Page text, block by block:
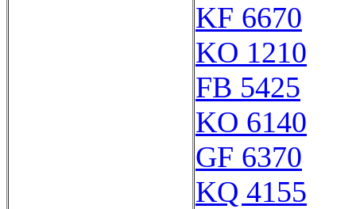
KF 6670
KO 1210
FB 5425
KO 6140
GF 6370
KQ 4155